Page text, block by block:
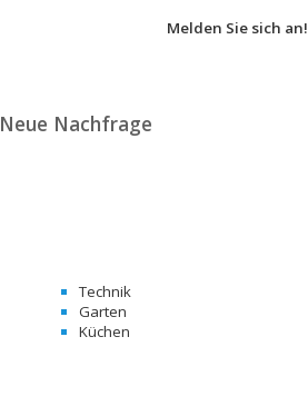
Melden Sie sich an!
Neue Nachfrage
Technik
Garten
Küchen